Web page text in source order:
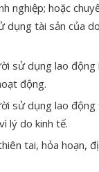
nghiệp; hoặc
dụng tài sản của
sử dụng lao động
động.
sử dụng lao động
lý do kinh tế.
tai, hỏa hoạn,